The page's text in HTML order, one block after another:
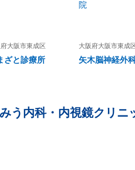
大阪市東成区
ざと診療所
大阪府大阪市東成
矢木脳神経外
う内科・内視鏡クリニ